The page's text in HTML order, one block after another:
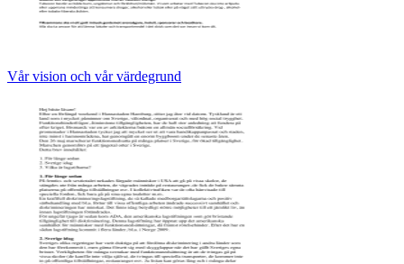
Vår vision och vår värdegrund